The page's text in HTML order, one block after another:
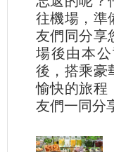
往機場，準
友們同分享
場後由本
後，搭乘豪
愉快的旅程
友們一同分